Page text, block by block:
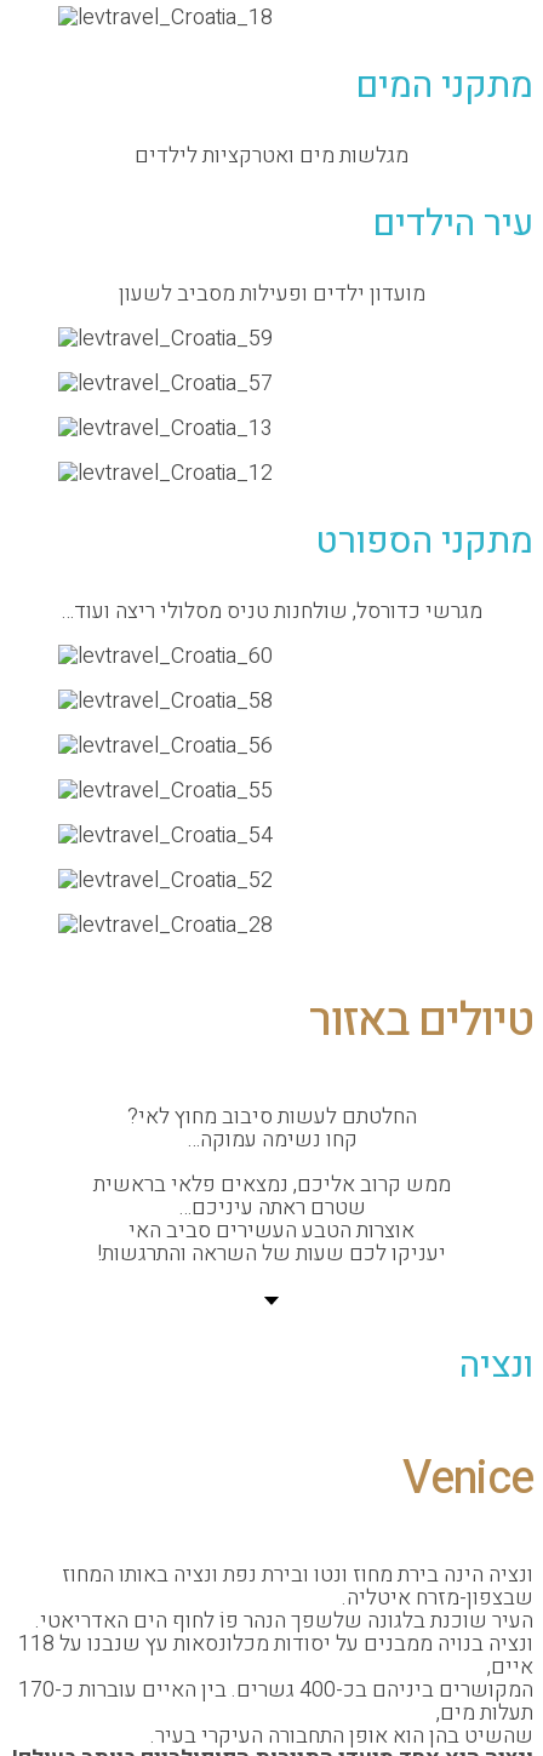
המים
מגלשות מים ואטרקציות לילדים
מועדון ילדים ופעילות מסביב לשעון
הספורט
כדורסל, שולחנות טניס מסלולי ריצה ועוד…
באזור
החלטתם לעשות סיבוב מחוץ לאי?
קחו נשימה עמוקה…
ממש קרוב אליכם, נמצאים פלאי בראשית
שטרם ראתה עיניכם…
אוצרות הטבע העשירים סביב האי
יעניקו לכם שעות של השראה והתרגשות!
בירת מחוז ונטו ובירת נפת ונציה באותו המחוז
מזרח איטליה.
בלגונה שלשפך הנהר פוֹ לחוף הים האדריאטי.
ונציה בנויה ממבנים על יסודות מכלונסאות עץ שנבנו על 118
המקושרים ביניהם בכ-400 גשרים. בין האיים עוברות כ-170
הוא אופן התחבורה העיקרי בעיר.